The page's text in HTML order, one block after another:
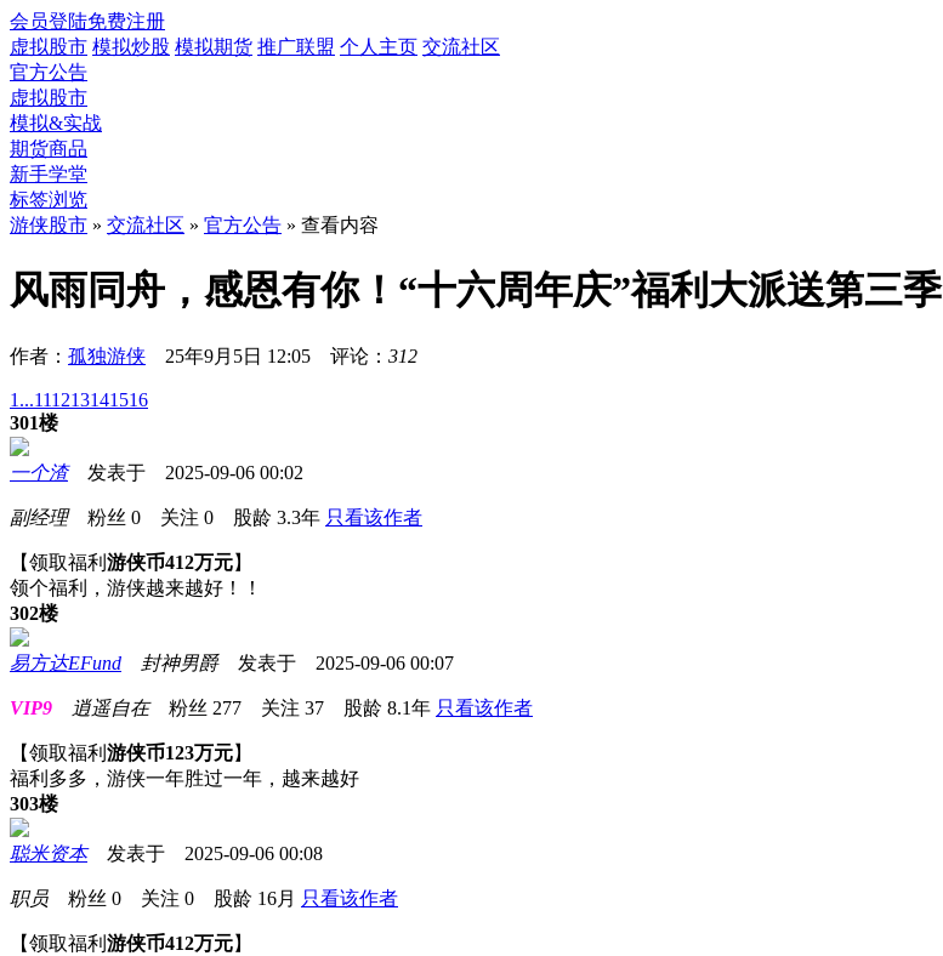
会员登陆免费注册
虚拟股市 模拟炒股 模拟期货 推广联盟 个人主页 交流社区
官方公告
虚拟股市
模拟&实战
期货商品
新手学堂
标签浏览
游侠股市 » 交流社区 » 官方公告 » 查看内容
风雨同舟，感恩有你！“十六周年庆”福利大派送第三季
作者： 孤独游侠 25年9月5日 12:05 评论： 312
1...111213141516
301楼
一个渣发表于 2025-09-06 00:02
副经理粉丝 0 关注 0 股龄 3.3年 只看该作者
【领取福利 游侠币412万元】
领个福利，游侠越来越好！！
302楼
易方达EFund 封神男爵发表于 2025-09-06 00:07
VIP9 逍遥自在粉丝 277 关注 37 股龄 8.1年 只看该作者
【领取福利 游侠币123万元】
福利多多，游侠一年胜过一年，越来越好
303楼
聪米资本发表于 2025-09-06 00:08
职员 粉丝 0 关注 0 股龄 16月 只看该作者
【领取福利 游侠币412万元】